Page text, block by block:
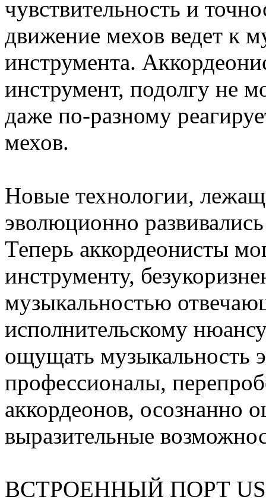
чувствительность и
движение мехов ведет к
инструмента.
инструмент, подолгу не
даже по-разному
мехов.
Новые технологии,
эволюционно
Теперь аккордеонисты
инструменту,
музыкальностью
исполнительскому
ощущать музыкальность
профессионалы,
аккордеонов, осознанно
выразительные
ВСТРОЕННЫЙ ПОРТ